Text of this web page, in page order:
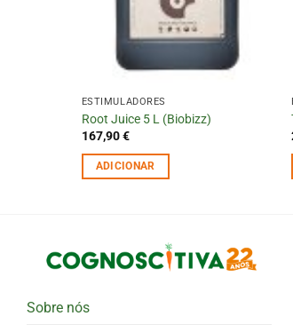
ESTIMULADORES
Root Juice 5 L (Biobizz)
167,90€
ADICIONAR
Sobre nós